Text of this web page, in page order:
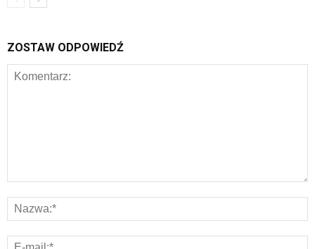
ZOSTAW ODPOWIEDŹ